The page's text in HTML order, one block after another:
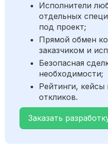
Исполнители
отдельных
под проект;
Прямой обмен
заказчиком и
Безопасная
необходимости;
Рейтинги, кейсы
откликов.
Заказать